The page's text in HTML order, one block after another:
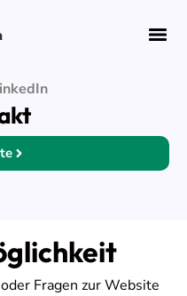
Fragen zur Website